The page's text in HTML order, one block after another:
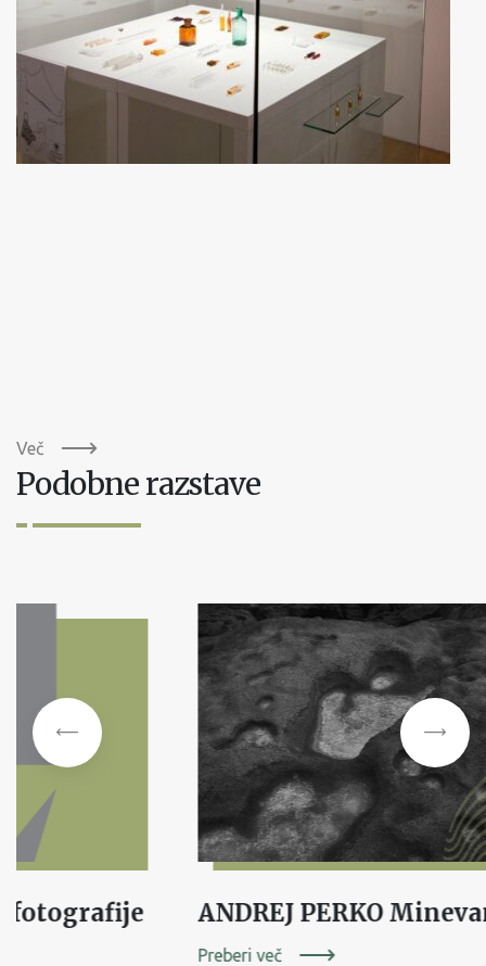
Več
Podobne razstave
fotografije ANDREJ PERKO
Preberi več